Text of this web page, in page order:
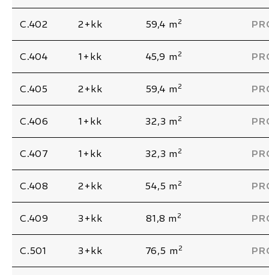
C.402 2+kk 59,4 m 2
C.404 1+kk 45,9 m 2
C.405 2+kk 59,4 m 2
C.406 1+kk 32,3 m 2
C.407 1+kk 32,3 m 2
C.408 2+kk 54,5 m 2
C.409 3+kk 81,8 m 2
C.501 3+kk 76,5 m 2